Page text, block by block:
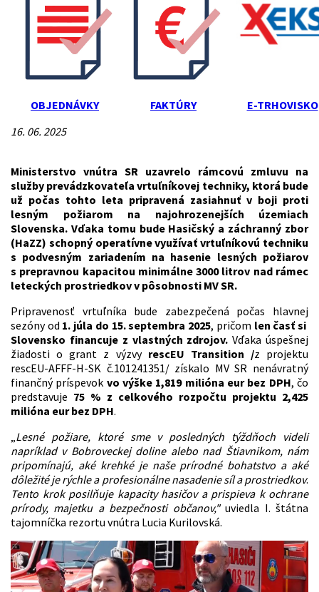
OBJEDNÁVKY FAKTÚRY
E-TRHOVISKO
16. 06. 2025
Ministerstvo vnútra SR uzavrelo rámcovú zmluvu na
služby prevádzkovateľa vrtuľníkovej techniky, ktorá bude
už počas tohto leta pripravená zasiahnuť v boji proti
lesným požiarom na najohrozenejších územiach
Slovenska. Vďaka tomu bude Hasičský a záchranný zbor
(HaZZ) schopný operatívne využívať vrtuľníkovú techniku
s podvesným zariadením na hasenie lesných požiarov
s prepravnou kapacitou minimálne 3000 litrov nad rámec
leteckých prostriedkov v pôsobnosti MV SR.
Pripravenosť vrtuľníka bude zabezpečená počas hlavnej
sezóny od 1. júla do 15. septembra 2025, pričom len časť si
Slovensko financuje z vlastných zdrojov.Vďaka úspešnej
žiadosti o grant z výzvy rescEU Transition /z projektu
rescEU-AFFF-H-SK č.101241351/ získalo MV SR nenávratný
finančný príspevok vo výške 1,819 milióna eur bez DPH, čo
predstavuje 75 % z celkového rozpočtu projektu 2,425
milióna eur bez DPH.
„Lesné požiare, ktoré sme v posledných týždňoch videli
napríklad v Bobroveckej doline alebo nad Štiavnikom, nám
pripomínajú, aké krehké je naše prírodné bohatstvo a aké
dôležité je rýchle a profesionálne nasadenie síl a prostriedkov.
Tento krok posilňuje kapacity hasičov a prispieva k ochrane
prírody, majetku a bezpečnosti občanov,"uviedla I. štátna
tajomníčka rezortu vnútra Lucia Kurilovská.